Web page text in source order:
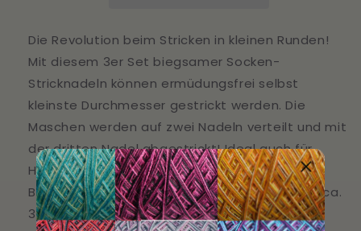
Die Revolution beim Stricken in kleinen Runden!
Mit diesem 3er Set biegsamer Socken-
Stricknadeln können ermüdungsfrei selbst
kleinste Durchmesser gestrickt werden. Die
Maschen werden auf zwei Nadeln verteilt und mit
der dritten Nadel abgestrickt! Ideal auch für
Handschuhe, Stulpen, Ärmel oder
Babybekleidung. addiCraSyTrio ist insgesamt ca.
30 cm lang mit je einer Basic- und einer Lace-